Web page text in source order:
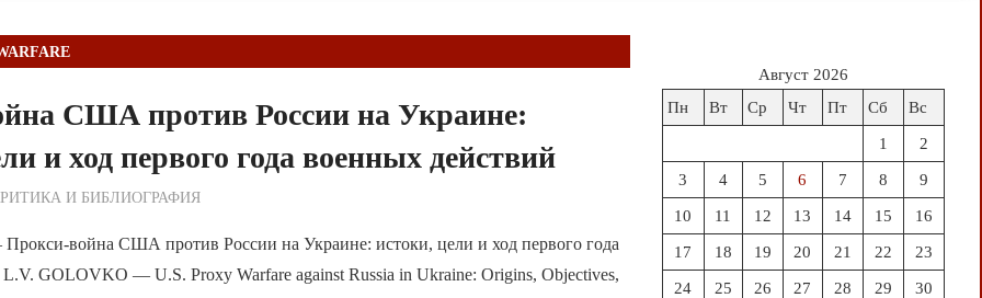
США против России на Украине:
и ход первого года военных действий
по Редакции
И БИБЛИОГРАФИЯ
война США против России на Украине: истоки, цели и ход первого года
GOLOVKO — U.S. Proxy Warfare against Russia in Ukraine: Origins, Objectives,
Август 2026
Пн
Вт Ср Чт Пт Сб Вс
1 2
3 4 5 6 7 8 9
10 11 12 13 14 15 16
17 18 19 20 21 22 23
24 25 26 27 28 29 30